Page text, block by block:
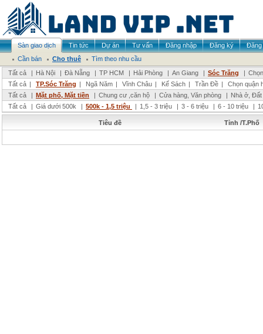
Sàn giao dịch Tin tức Dự án Tư vấn Đăng nhập Đăng ký
Đăng
Cần bán
Cho thuê
Tìm theo nhu cầu
Tất cả
| Hà Nội | Đà Nẵng | TP HCM | Hải Phòng | An Giang | Sóc Trăng |
Tất cả | TP.Sóc Trăng | Ngã Năm | Vĩnh Châu | Kế Sách | Trần Đề |
Chọn quận
Tất cả
| Mặt phố, Mặt tiền | Chung cư ,căn hộ | Cửa hàng, Văn phòng | Nhà ở,
Tất cả
| Giá dưới 500k | 500k - 1,5 triệu | 1,5 - 3 triệu | 3 - 6 triệu | 6 - 10 triệu |
Tiêu đề Tỉnh /T.Phố